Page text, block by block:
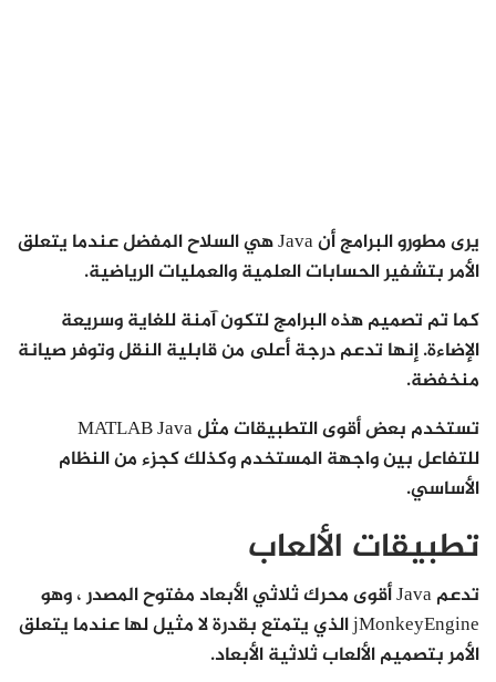
يرى مطورو البرامج أن Java هي السلاح المفضل عندما يتعلق
الأمر بتشفير الحسابات العلمية والعمليات الرياضية.
كما تم تصميم هذه البرامج لتكون آمنة للغاية وسريعة
الإضاءة. إنها تدعم درجة أعلى من قابلية النقل وتوفر صيانة
منخفضة.
تستخدم بعض أقوى التطبيقات مثل MATLAB Java
للتفاعل بين واجهة المستخدم وكذلك كجزء من النظام
الأساسي.
تطبيقات الألعاب
تدعم Java أقوى محرك ثلاثي الأبعاد مفتوح المصدر ، وهو
jMonkeyEngine الذي يتمتع بقدرة لا مثيل لها عندما يتعلق
الأمر بتصميم الألعاب ثلاثية الأبعاد.